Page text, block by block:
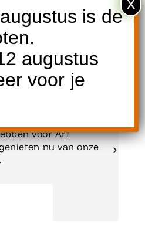
prettig adres voor
voor Art
nu van onze
is de
augustus
voor je
X